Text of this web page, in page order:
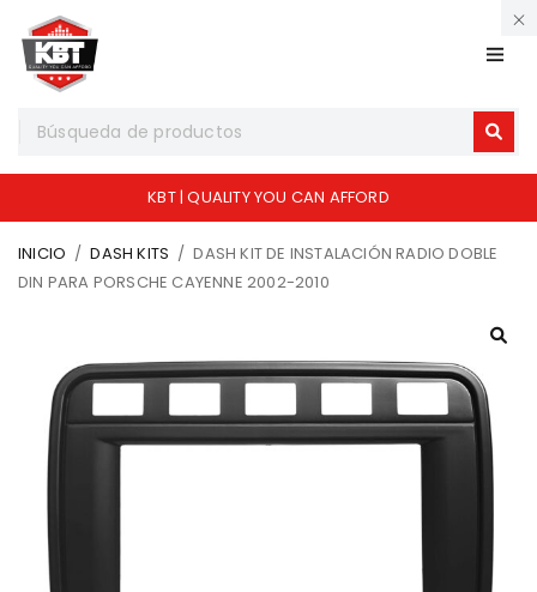
KBT | QUALITY YOU CAN AFFORD
INICIO / DASH KITS / DASH KIT DE INSTALACIÓN RADIO DOBLE
DIN PARA PORSCHE CAYENNE 2002-2010